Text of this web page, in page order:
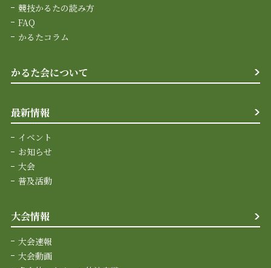
競技かるたの読み方
FAQ
かるたコラム
かるた会について
最新情報
イベント
お知らせ
大会
普及活動
大会情報
大会速報
大会動画